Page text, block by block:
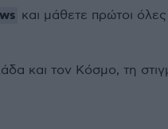
και μάθετε πρώτοι όλες
και τον Κόσμο, τη